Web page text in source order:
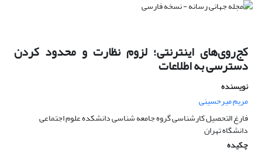
کج‌روی‌های اینترنتی؛ لزوم نظارت و محدود کردن
دسترسی به اطلاعات
نویسنده
مریم میرحسینی
فارغ التحصیل کارشناسی گروه جامعه شناسی دانشکده علوم اجتماعی
دانشگاه تهران
چکیده